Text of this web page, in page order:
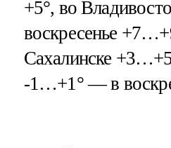
+5°, во
воскресенье
Сахалинске
-1…+1° — в